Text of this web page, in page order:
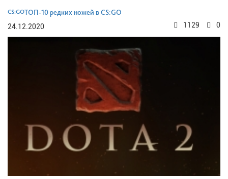
CS:GOТОП-10 редких ножей в CS:GO
24.12.2020
0
1129